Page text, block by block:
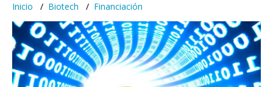
Inicio Biotech Financiación